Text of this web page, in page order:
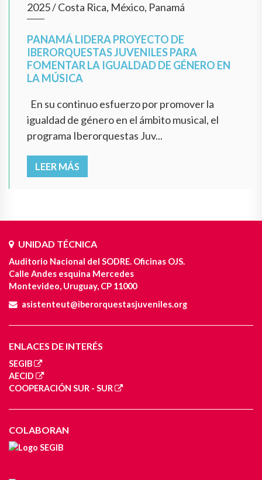
2025/Costa Rica, México, Panamá
PANAMÁ LIDERA PROYECTO DE
IBERORQUESTAS JUVENILES PARA
FOMENTAR LA IGUALDAD DE GÉNERO EN
LA MÚSICA
En su continuo esfuerzo por promover la
igualdad de género en el ámbito musical, el
programa Iberorquestas Juv...
LEER MÁS
UNIDAD TÉCNICA
Auditorio Nacional del SODRE. Oficinas OJS.
Calle Andes esquina Mercedes
Montevideo, Uruguay, CP 11000
asistenteut@iberorquestasjuveniles.org
ENLACES DE INTERÉS
SEGIB
AECID
COOPERACIÓN SUR - SUR
COLABORAN